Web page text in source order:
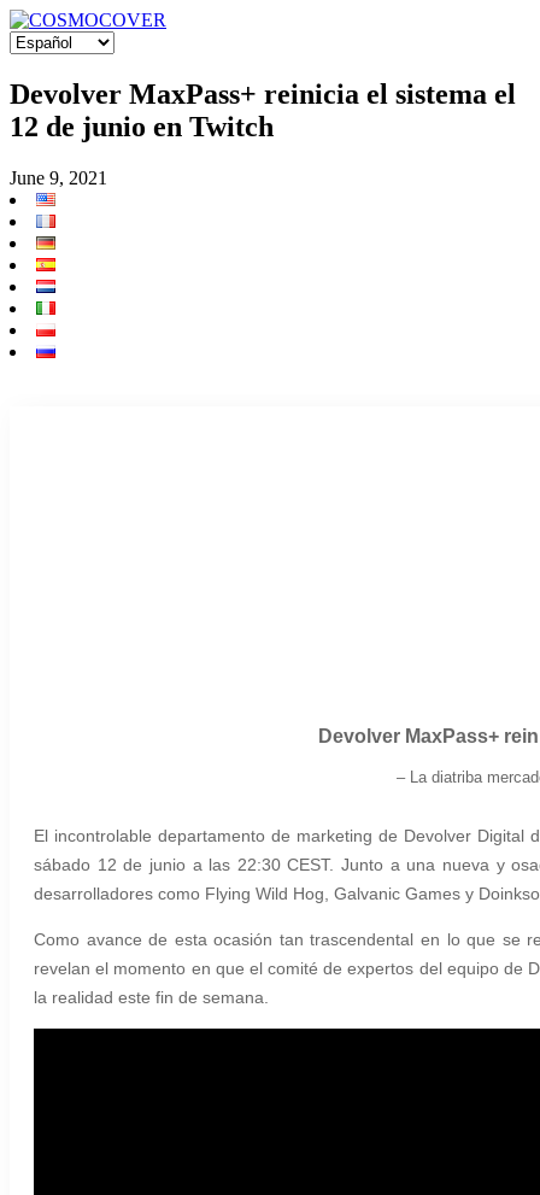
Devolver MaxPass+ reinicia el sistema el
12 de junio en Twitch
June 9, 2021
Devolver MaxPass+
– La diatriba
El incontrolable departamento de marketing de Devolver
sábado 12 de junio a las 22:30 CEST. Junto a una nueva y
desarrolladores como Flying Wild Hog, Galvanic Games y
Como avance de esta ocasión tan trascendental en lo que se
revelan el momento en que el comité de expertos del equipo de
la realidad este fin de semana.